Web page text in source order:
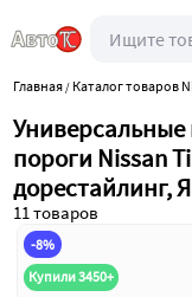
Главная/ Каталог товаров
Универсальные
пороги Nissan
дорестайлинг,
11 товаров
-8%
Купили 3450+